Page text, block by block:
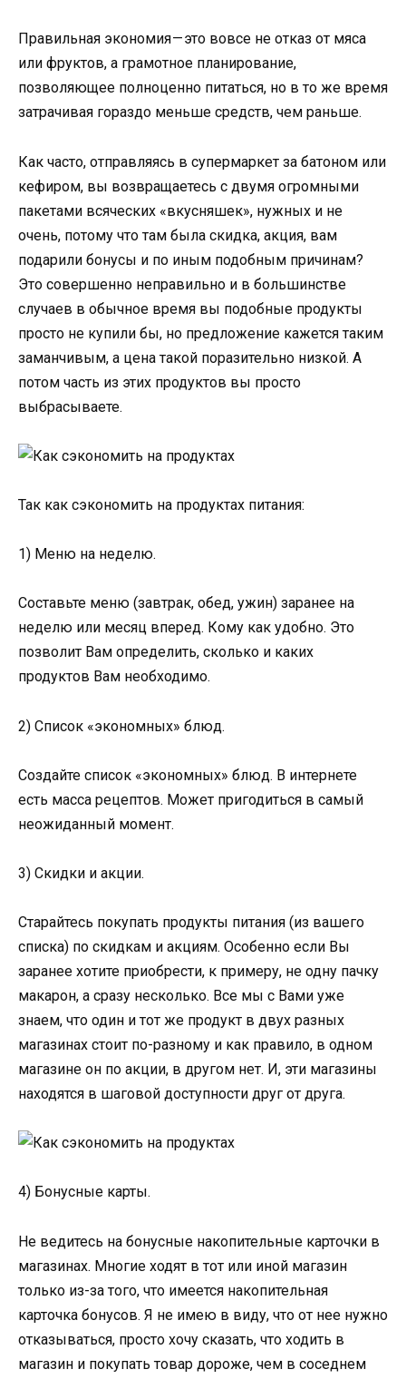
Правильная экономия — это вовсе не отказ от мяса
или фруктов, а грамотное планирование,
позволяющее полноценно питаться, но в то же время
затрачивая гораздо меньше средств, чем раньше.
Как часто, отправляясь в супермаркет за батоном или
кефиром, вы возвращаетесь с двумя огромными
пакетами всяческих «вкусняшек», нужных и не
очень, потому что там была скидка, акция, вам
подарили бонусы и по иным подобным причинам?
Это совершенно неправильно и в большинстве
случаев в обычное время вы подобные продукты
просто не купили бы, но предложение кажется таким
заманчивым, а цена такой поразительно низкой. А
потом часть из этих продуктов вы просто
выбрасываете.
Так как сэкономить на продуктах питания:
1) Меню на неделю.
Составьте меню (завтрак, обед, ужин) заранее на
неделю или месяц вперед. Кому как удобно. Это
позволит Вам определить, сколько и каких
продуктов Вам необходимо.
2) Список «экономных» блюд.
Создайте список «экономных» блюд. В интернете
есть масса рецептов. Может пригодиться в самый
неожиданный момент.
3) Скидки и акции.
Старайтесь покупать продукты питания (из вашего
списка) по скидкам и акциям. Особенно если Вы
заранее хотите приобрести, к примеру, не одну пачку
макарон, а сразу несколько. Все мы с Вами уже
знаем, что один и тот же продукт в двух разных
магазинах стоит по-разному и как правило, в одном
магазине он по акции, в другом нет. И, эти магазины
находятся в шаговой доступности друг от друга.
​4) Бонусные карты.
Не ведитесь на бонусные накопительные карточки в
магазинах. Многие ходят в тот или иной магазин
только из-за того, что имеется накопительная
карточка бонусов. Я не имею в виду, что от нее нужно
отказываться, просто хочу сказать, что ходить в
магазин и покупать товар дороже, чем в соседнем